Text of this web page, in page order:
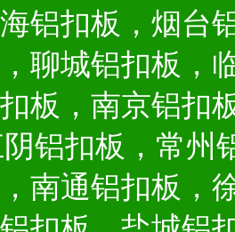
铝扣板，烟台
聊城铝扣板，
板，南京铝扣
铝扣板，常州
南通铝扣板，